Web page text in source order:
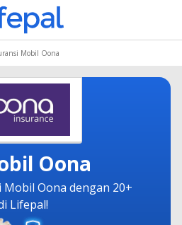
Mobil Oona
Oona
Oona dengan 20+
Lifepal!